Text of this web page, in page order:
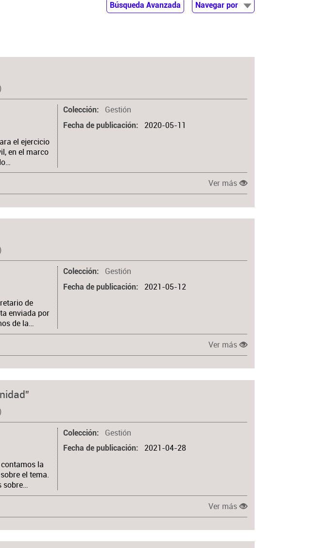
Búsqueda Avanzada
Navegar por
el ejercicio
en el marco
Colección Gestión
Fecha de publicación 2020-05-11
Ver más
de
enviada por
de la…
Colección Gestión
Fecha de publicación 2021-05-12
Ver más
la
el tema.
sobre…
Colección Gestión
Fecha de publicación 2021-04-28
Ver más